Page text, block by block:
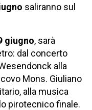
saliranno sul
giugno, sarà
dal concerto
alla
Mons. Giuliano
alla musica
pirotecnico finale.